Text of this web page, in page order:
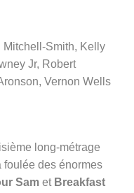
Smith, Kelly
Jr, Robert
Vernon Wells
long-métrage
des énormes
Sam et Breakfast